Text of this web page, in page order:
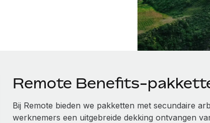
Remote Benefits-
Bij Remote bieden we pakketten met secundaire
werknemers een uitgebreide dekking ontvangen